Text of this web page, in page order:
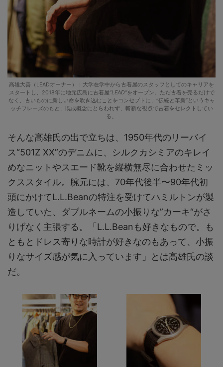
高雄大善（LEADオーナー）：大学在学中から古着屋のスタッフとしてのキャリアを
スタートし、2018年に地元広島に古着屋“LEAD”をオープン。ただ古着を売るだけで
なく、古いものに新しい命を吹き込むことをコンセプトに、“伝統と革新”というキャ
ッチフレーズのもと、既成概念にとらわれず、斬新な視点で古着をセレクトしてい
る。
そんな高雄氏の出で立ちは、1950年代のリーバイ
ス“501Z XX”のデニムに、シルクカシミアのキレイ
めなニットやスエード靴を縦横無尽に合わせたミッ
クススタイル。腕元には、70年代後半〜90年代初
頭にかけてL.L.Beanの特注を受けてハミルトンが製
造していた、ダブルネームの小振りな”カーキ“がさ
りげなく主張する。「L.L.Beanも好きなもので。も
ともとドレス寄りな時計が好きなのもあって、小振
りなサイズ感が気に入っています」とは高雄氏の談
だ。